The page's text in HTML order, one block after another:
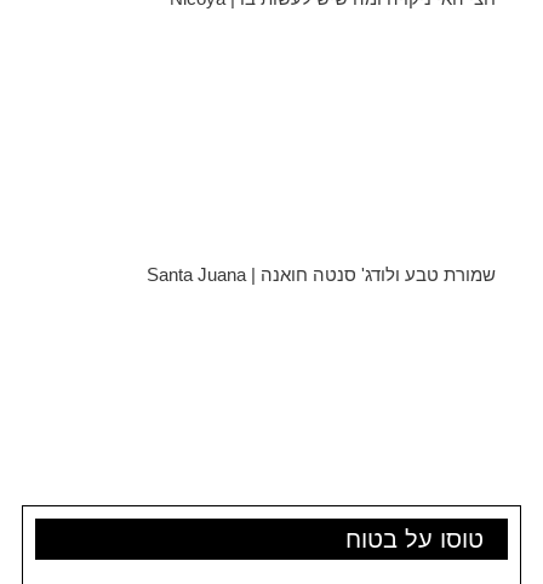
טוסו על בטוח
שמורת טבע ולודג' סנטה חואנה | Santa Juana